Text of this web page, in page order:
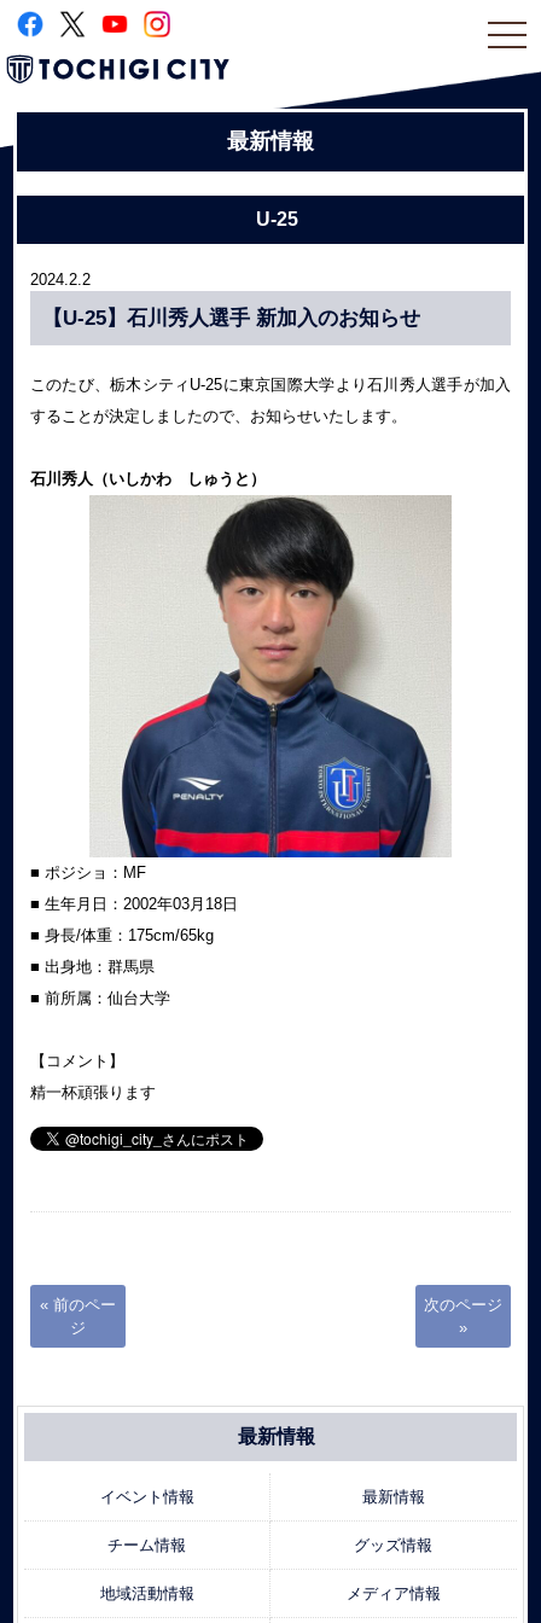
最新情報
U-25
2024.2.2
【U-25】石川秀人選手 新加入のお知らせ
このたび、栃木シティU-25に東京国際大学より石川秀人選手が加入
することが決定しましたので、お知らせいたします。
石川秀人 （いしかわ しゅうと ）
■ ポジショ：MF
■ 生年月日：2002年03月18日
■ 身長/体重：175cm/65kg
■ 出身地：群馬県
■ 前所属：仙台大学
【コメント】
精一杯頑張ります
« 前のペー
ジ
次のページ
»
最新情報
イベント情報 最新情報
チーム情報 グッズ情報
地域活動情報 メディア情報